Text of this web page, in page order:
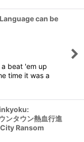
can be
a beat 'em up
time it was a
タウン熱血行進
Ransom